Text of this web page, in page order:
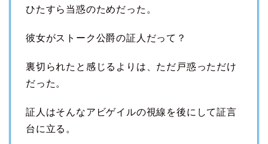
ひたすら当惑のためだった。
彼女がストーク公爵の証人だって？
裏切られたと感じるよりは、ただ戸惑っただけ
だった。
証人はそんなアビゲイルの視線を後にして証言
台に立る。